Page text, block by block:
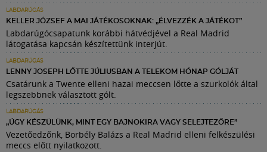
LABDARÚGÁS
KELLER JÓZSEF A MAI JÁTÉKOSOKNAK: „ÉLVEZZÉK A JÁTÉKOT”
Labdarúgócsapatunk korábbi hátvédjével a Real Madrid
látogatása kapcsán készítettünk interjút.
LABDARÚGÁS
LENNY JOSEPH LŐTTE JÚLIUSBAN A TELEKOM HÓNAP GÓLJÁT
Csatárunk a Twente elleni hazai meccsen lőtte a szurkolók által
legszebbnek választott gólt.
LABDARÚGÁS
„ÚGY KÉSZÜLÜNK, MINT EGY BAJNOKIRA VAGY SELEJTEZŐRE”
Vezetőedzőnk, Borbély Balázs a Real Madrid elleni felkészülési
meccs előtt nyilatkozott.